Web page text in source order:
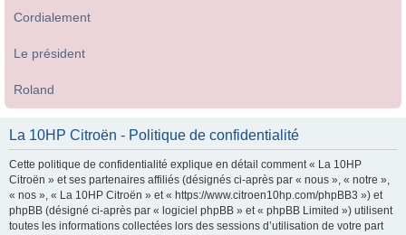
Cordialement
Le président
Roland
La 10HP Citroën - Politique de confidentialité
Cette politique de confidentialité explique en détail comment « La 10HP
Citroën » et ses partenaires affiliés (désignés ci-après par « nous », « notre »,
« nos », « La 10HP Citroën » et « https://www.citroen10hp.com/phpBB3 ») et
phpBB (désigné ci-après par « logiciel phpBB » et « phpBB Limited ») utilisent
toutes les informations collectées lors des sessions d’utilisation de votre part